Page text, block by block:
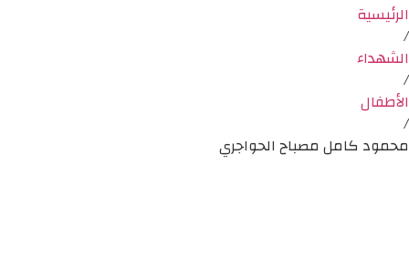
الرئيسية
/
الشهداء
/
الأطفال
/
محمود كامل مصباح الحواجري